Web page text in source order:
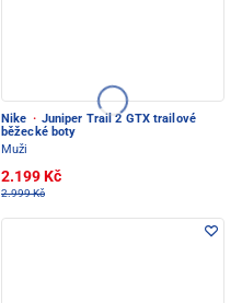
Nike · Juniper Trail 2 GTX trailové
běžecké boty
Muži
2.199 Kč
2.999 Kč